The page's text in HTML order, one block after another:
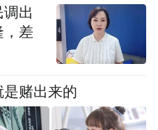
出
，差
赌出来的